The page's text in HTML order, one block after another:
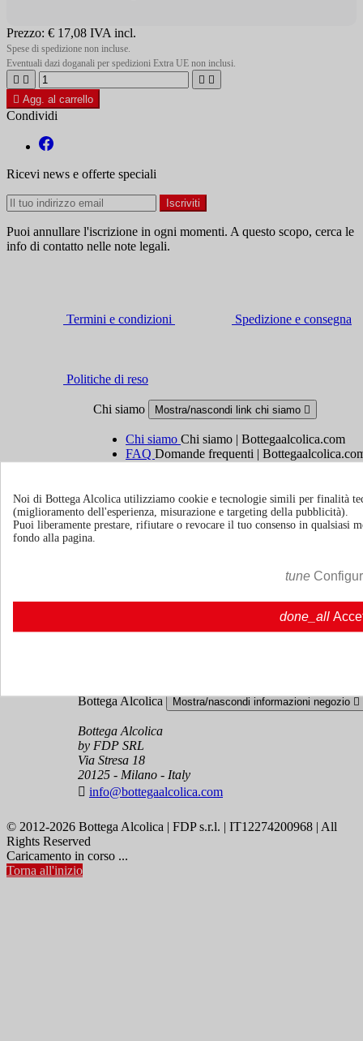
Prezzo: € 17,08 IVA incl.
Spese di spedizione non incluse.
Eventuali dazi doganali per spedizioni Extra UE non inclusi.
   
 Agg. al carrello
Condividi
Ricevi news e offerte speciali
Puoi annullare l'iscrizione in ogni momenti. A questo scopo, cerca le
info di contatto nelle note legali.
Termini e condizioni Spedizione e consegna
Politiche di reso
Chi siamo Mostra/nascondi link chi siamo 
Chi siamo Chi siamo | Bottegaalcolica.com
FAQ Domande frequenti |
Informazioni Mostra/nascondi link informazioni
Account Mostra/nascondi i link del tuo account
Tracciamento ordine
Bottega Alcolica Mostra/nascondi informazioni negozio 
Bottega Alcolica
by FDP SRL
Via Stresa 18
20125 - Milano - Italy
 info@bottegaalcolica.com
© 2012-2026 Bottega Alcolica | FDP s.r.l. | IT12274200968 | All
Rights Reserved
Caricamento in corso ...
Torna all'inizio
Noi di Bottega Alcolica utilizziamo cookie e tecnologie simili per finalità
(miglioramento dell'esperienza, misurazione e targeting della pubblicità).
Puoi liberamente prestare, rifiutare o revocare il tuo consenso in qualsiasi
fondo alla pagina.
tune
done_all